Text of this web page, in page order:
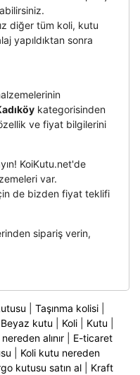
diğer tüm koli, kutu
yapıldıktan sonra
kategorisinden
ve fiyat bilgilerini
KoiKutu.net'de
var.
de bizden fiyat teklifi
sipariş verin,
Taşınma kolisi|
Beyaz kutu Koli| Kutu
alınır| E-ticaret
Koli kutu nereden
kutusu satın al| Kraft